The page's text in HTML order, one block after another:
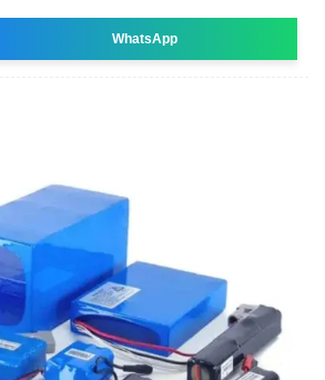
WhatsApp